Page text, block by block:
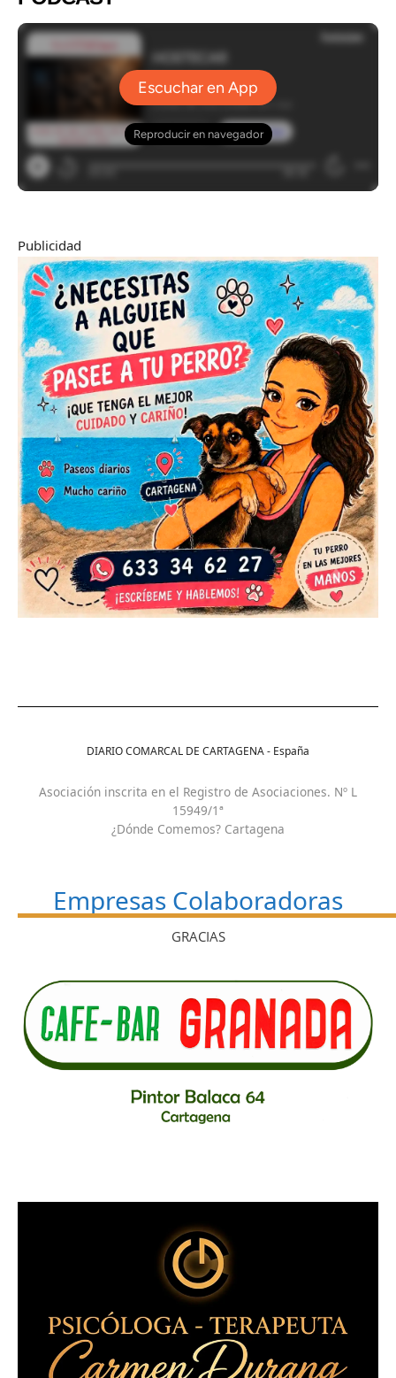
Publicidad
DIARIO COMARCAL DE CARTAGENA - España
Asociación inscrita en el Registro de Asociaciones. Nº L
15949/1ª
¿Dónde Comemos? Cartagena
Empresas Colaboradoras
GRACIAS